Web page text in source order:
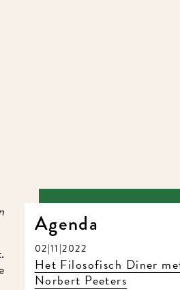
Agenda
02|11|2022
Het Filosofisch Diner met
Norbert Peeters